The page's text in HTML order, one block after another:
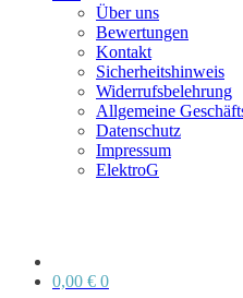
Über uns
Bewertungen
Kontakt
Sicherheitshinweis
Widerrufsbelehrung
Allgemeine
Datenschutz
Impressum
ElektroG
0,00 € 0